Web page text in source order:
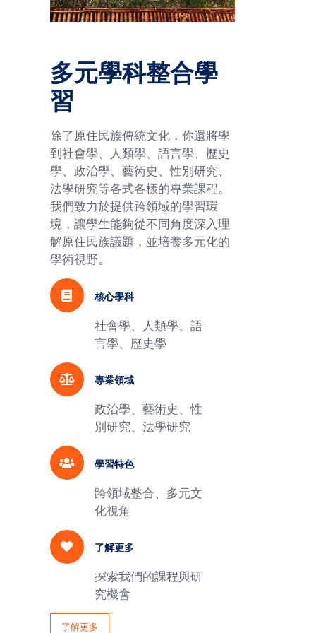
多元學科整合學
習
除了原住民族傳統文化，你還將學
到社會學、人類學、語言學、歷史
學、政治學、藝術史、性別研究、
法學研究等各式各樣的專業課程。
我們致力於提供跨領域的學習環
境，讓學生能夠從不同角度深入理
解原住民族議題，並培養多元化的
學術視野。
核心學科
社會學、人類學、語
言學、歷史學
專業領域
政治學、藝術史、性
別研究、法學研究
學習特色
跨領域整合、多元文
化視角
了解更多
探索我們的課程與研
究機會
了解更多